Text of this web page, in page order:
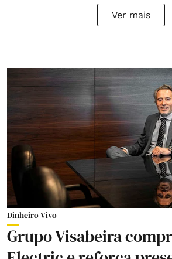
Ver mais
Dinheiro Vivo
Grupo Visabeira